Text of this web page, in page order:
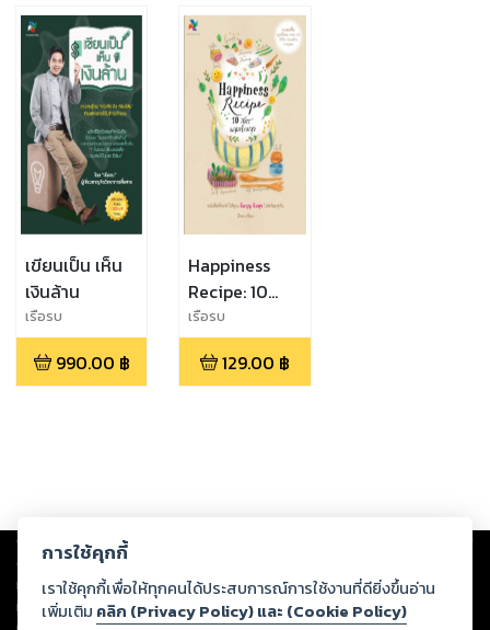
เขียนเป็น เห็น
เงินล้าน
เรือรบ
990.00 ฿
Happiness
Recipe: 10
สูตรผสมความ
สุข
เรือรบ
129.00 ฿
Copyright © 2026
ต่อผลงานหรือเนื้อหาใดที่อัปโหลดผ่านเว็บไซต์และปรากฏว่าละเมิดสิทธิใน
ทรัพย์สินทางปัญญาของบุคคลอื่นหรือขัดต่อกฎหมายและศีลธรรม ดังนั้น ผู้อ่าน
ทุกท่านโปรดใช้วิจารณญาณในการกลั่นกรองด้วยตนเอง และหากท่านพบว่าส่วน
การใช้คุกกี้
เราใช้คุกกี้เพื่อให้ทุกคนได้ประสบการณ์การใช้งานที่ดียิ่งขึ้นอ่าน
เพิ่มเติม คลิก (Privacy Policy) และ (Cookie Policy)